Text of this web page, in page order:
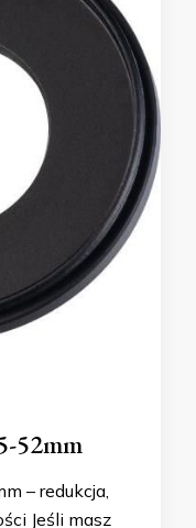
52mm
– redukcja,
Jeśli masz